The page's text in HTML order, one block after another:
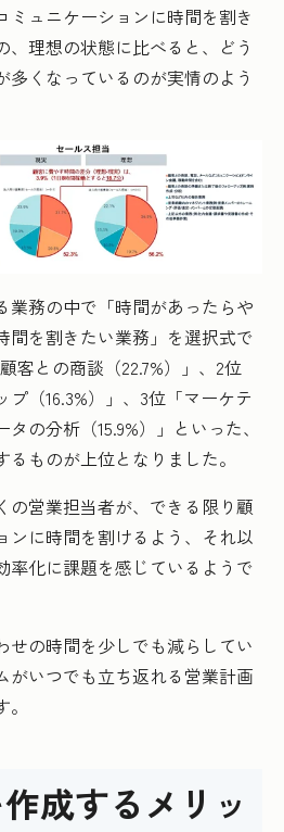
ミュニケーションに時間を割き
、理想の状態に比べると、どう
多くなっているのが実情のよう
業務の中で「時間があったらや
間を割きたい業務」を選択式で
客との商談（22.7%）」、2位
プ（16.3%）」、3位「マーケテ
の分析（15.9%）」といった、
ものが上位となりました。
の営業担当者が、できる限り顧
ンに時間を割けるよう、それ以
率化に課題を感じているようで
せの時間を少しでも減らしてい
がいつでも立ち返れる営業計画
成するメリッ